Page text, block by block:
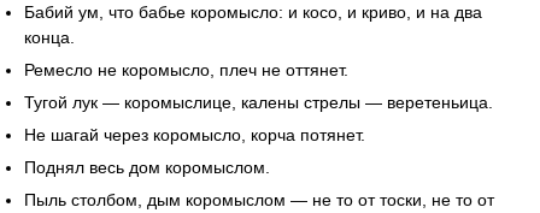
Бабий ум, что бабье коромысло: и косо, и криво, и на два
конца.
Ремесло не коромысло, плеч не оттянет.
Тугой лук — коромыслице, калены стрелы — веретеньица.
Не шагай через коромысло, корча потянет.
Поднял весь дом коромыслом.
Пыль столбом, дым коромыслом — не то от тоски, не то от